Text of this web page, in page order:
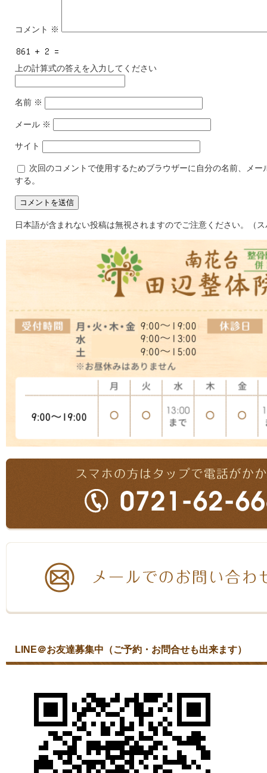
コメント ※
上の計算式の答えを入力してください
名前 ※
メール ※
サイト
次回のコメントで使用するためブラウザーに自分の名前、メー
する。
日本語が含まれない投稿は無視されますのでご注意ください。（
LINE＠お友達募集中（ご予約・お問合せも出来ます）